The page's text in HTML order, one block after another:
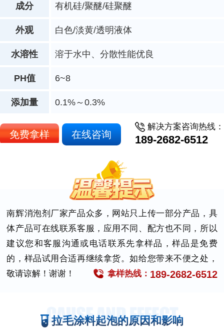
成分 有机硅/聚醚/硅聚醚
外观 白色/淡黄/透明液体
水溶性 溶于水中、分散性能优良
PH值 6~8
添加量 0.1%～0.3%
免费拿样 在线咨询
解决方案咨询热线：
189-2682-6512
南辉消泡剂厂家产品众多，网站只上传一部分产品，具
体产品可在线联系客服，应用不同、配方也不同，所以
建议您和客服沟通或电话联系先拿样品，样品是免费
的，样品试用合适再继续拿货。如给您带来不便之处，
敬请谅解！谢谢！
拿样热线： 189-2682-6512
拉毛涂料起泡的原因和影响